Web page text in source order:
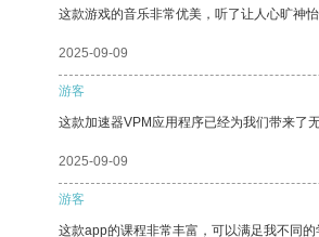
这款游戏的音乐非常优美，听了让人心旷神怡
2025-09-09
游客
这款加速器VPM应用程序已经为我们带来了
2025-09-09
游客
这款app的课程非常丰富，可以满足我不同